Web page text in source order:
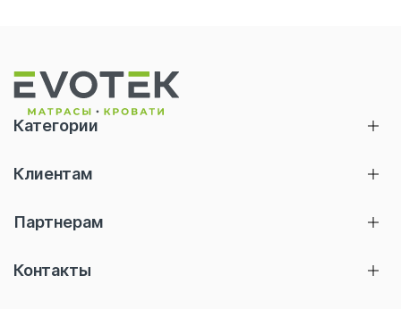
Категории
Кровати
Топперы
Клиентам
Акции
Партнерам
Контакты